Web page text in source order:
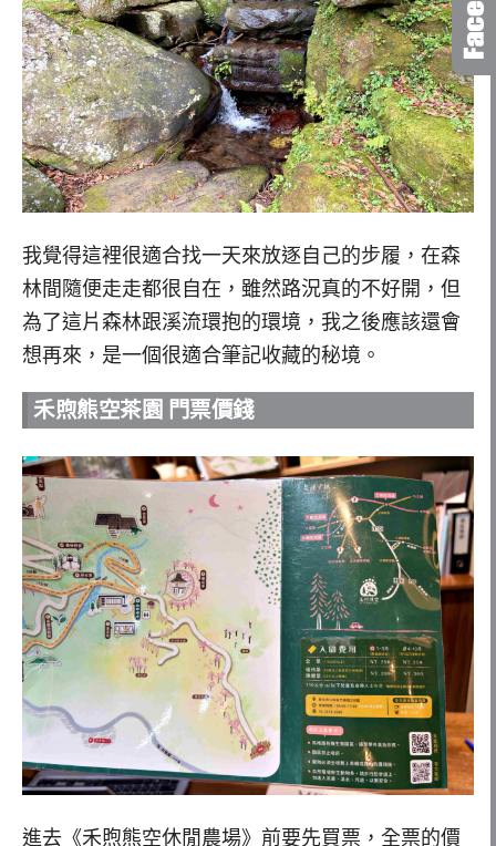
我覺得這裡很適合找一天來放逐自己的步履，在森
林間隨便走走都很自在，雖然路況真的不好開，但
為了這片森林跟溪流環抱的環境，我之後應該還會
想再來，是一個很適合筆記收藏的秘境。
禾煦熊空茶園 門票價錢
進去《禾煦熊空休閒農場》前要先買票，全票的價